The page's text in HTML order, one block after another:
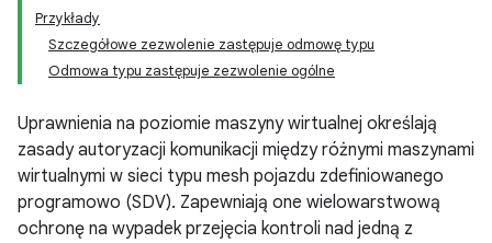
Przykłady
Szczegółowe zezwolenie zastępuje odmowę typu
Odmowa typu zastępuje zezwolenie ogólne
Uprawnienia na poziomie maszyny wirtualnej określają
zasady autoryzacji komunikacji między różnymi maszynami
wirtualnymi w sieci typu mesh pojazdu zdefiniowanego
programowo (SDV). Zapewniają one wielowarstwową
ochronę na wypadek przejęcia kontroli nad jedną z